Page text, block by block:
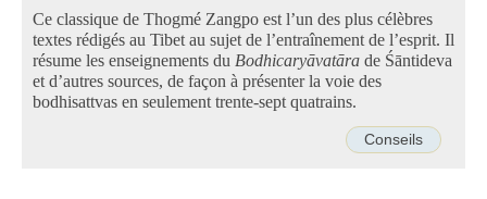
Ce classique de Thogmé Zangpo est l’un des plus célèbres
textes rédigés au Tibet au sujet de l’entraînement de l’esprit. Il
résume les enseignements du Bodhicaryāvatāra de Śāntideva
et d’autres sources, de façon à présenter la voie des
bodhisattvas en seulement trente-sept quatrains.
Conseils